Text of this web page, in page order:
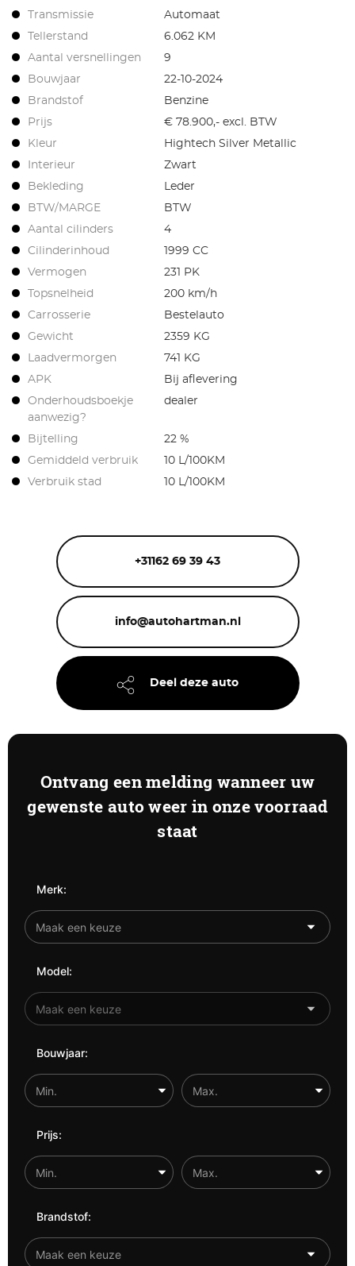
Transmissie
Automaat
Tellerstand
6.062 KM
Aantal versnellingen
9
Bouwjaar
22-10-2024
Brandstof
Benzine
Prijs
€ 78.900,- excl. BTW
Kleur
Hightech Silver Metallic
Interieur
Zwart
Bekleding
Leder
BTW/MARGE
BTW
Aantal cilinders
4
Cilinderinhoud
1999 CC
Vermogen
231 PK
Topsnelheid
200 km/h
Carrosserie
Bestelauto
Gewicht
2359 KG
Laadvermorgen
741 KG
APK
Bij aflevering
Onderhoudsboekje
aanwezig?
dealer
Bijtelling
22 %
Gemiddeld verbruik
10 L/100KM
Verbruik stad
10 L/100KM
+31162 69 39 43
info@autohartman.nl
Deel deze auto
Ontvang een melding wanneer uw
gewenste auto weer in onze voorraad
staat
Merk:
Model:
Bouwjaar:
Prijs:
Brandstof: